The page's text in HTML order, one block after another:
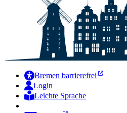
Bremen barrierefrei
Login
Leichte Sprache